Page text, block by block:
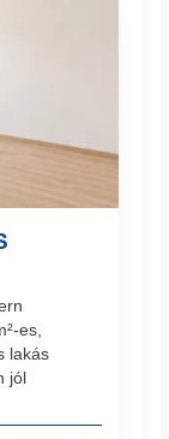
es,
lakás
jól